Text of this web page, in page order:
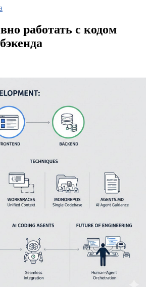
работать с кодом